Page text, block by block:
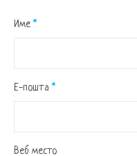
Име *
Е-пошта *
Веб место